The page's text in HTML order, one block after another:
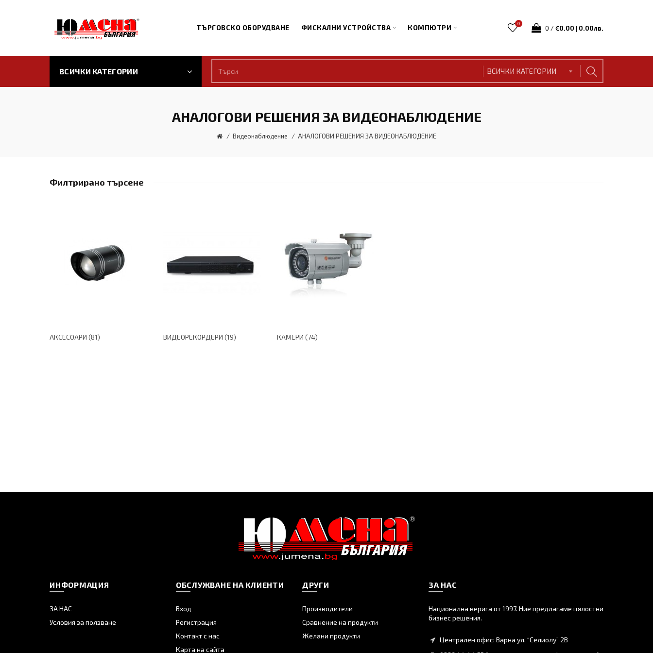
ТЪРГОВСКО ОБОРУДВАНЕ ФИСКАЛНИ УСТРОЙСТВА КОМПЮТРИ 0
0 /€0.00 | 0.00лв.
ВСИЧКИ КАТЕГОРИИ
АНАЛОГОВИ РЕШЕНИЯ ЗА ВИДЕОНАБЛЮДЕНИЕ
Видеонаблюдение АНАЛОГОВИ РЕШЕНИЯ ЗА ВИДЕОНАБЛЮДЕНИЕ
Филтрирано търсене
АКСЕСОАРИ (81) ВИДЕОРЕКОРДЕРИ (19) КАМЕРИ (74)
ИНФОРМАЦИЯ
ЗА НАС
Условия за ползване
ОБСЛУЖВАНЕ НА КЛИЕНТИ
Вход
Регистрация
Контакт с нас
Карта на сайта
ДРУГИ
Производители
Сравнение на продукти
Желани продукти
ЗА НАС
Национална верига от 1997. Ние предлагаме цялостни
бизнес решения.
Централен офис: Варна ул. “Селиолу” 2В